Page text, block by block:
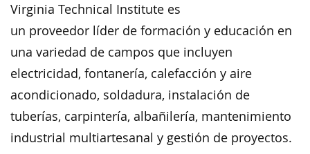
Virginia Technical Institute es
un proveedor líder de formación y educación en
una variedad de campos que incluyen
electricidad, fontanería, calefacción y aire
acondicionado, soldadura, instalación de
tuberías, carpintería, albañilería, mantenimiento
industrial multiartesanal y gestión de proyectos.